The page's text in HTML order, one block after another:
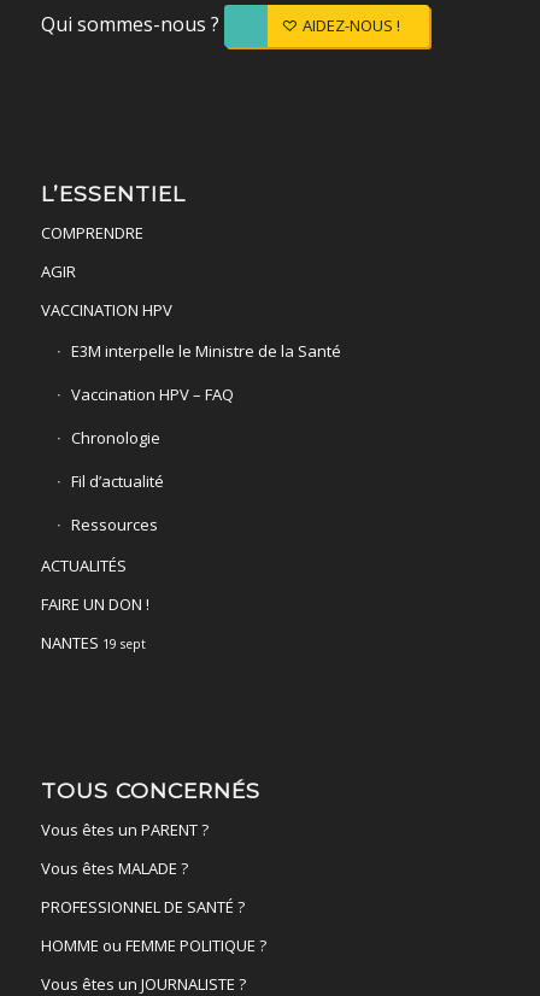
Qui sommes-nous ? AIDEZ-NOUS !
L’ESSENTIEL
COMPRENDRE
AGIR
VACCINATION HPV
E3M interpelle le Ministre de la Santé
Vaccination HPV – FAQ
Chronologie
Fil d’actualité
Ressources
ACTUALITÉS
FAIRE UN DON !
NANTES 19 sept
TOUS CONCERNÉS
Vous êtes un PARENT ?
Vous êtes MALADE ?
PROFESSIONNEL DE SANTÉ ?
HOMME ou FEMME POLITIQUE ?
Vous êtes un JOURNALISTE ?